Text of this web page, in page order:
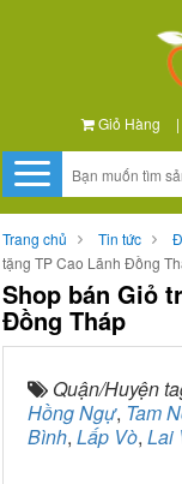
Giỏ Hàng |
Trang chủ Tin tức
tặng TP Cao Lãnh Đồng
Shop bán Giỏ
Đồng Tháp
Quận/Huyện
Hồng Ngự, Tam
Bình, Lấp Vò, Lai